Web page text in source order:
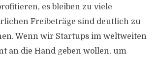
es bleiben zu viele
Freibeträge sind deutlich zu
Wenn wir Startups im weltweiten
an die Hand geben wollen, um